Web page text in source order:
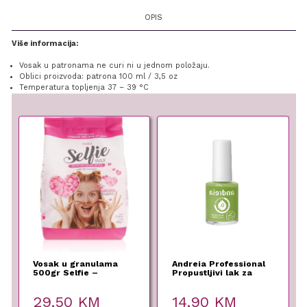
OPIS
Više informacija:
Vosak u patronama ne curi ni u jednom položaju.
Oblici proizvoda: patrona 100 ml / 3,5 oz
Temperatura topljenja 37 – 39 °C
Vosak u granulama
500gr Selfie –
29,50 KM
Andreia Professional
Propustljivi lak za
14,90 KM